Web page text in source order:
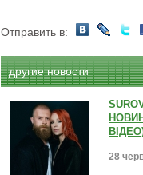
Отправить в:
другие новости
28